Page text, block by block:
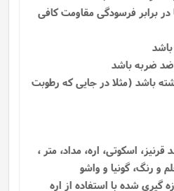
در برابر فرسودگی مقاومت کافی
باشد (مثلا در جایی که رطوبت
قرنیز، اسکوتی، اره، مداد، متر ،
و رنگ، گونیا و واشو